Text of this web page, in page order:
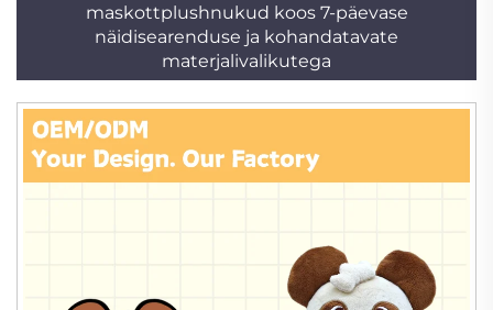
maskottplushnukud koos 7-päevase
näidisearenduse ja kohandatavate
materjalivalikutega